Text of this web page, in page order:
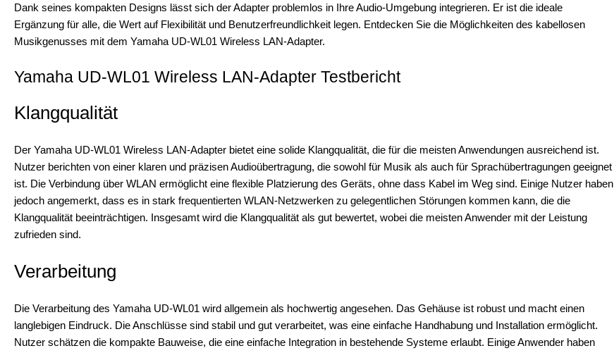
Dank seines kompakten Designs lässt sich der Adapter problemlos in Ihre Audio-Umgebung integrieren. Er ist die ideale
Ergänzung für alle, die Wert auf Flexibilität und Benutzerfreundlichkeit legen. Entdecken Sie die Möglichkeiten des kabellosen
Musikgenusses mit dem Yamaha UD-WL01 Wireless LAN-Adapter.
Yamaha UD-WL01 Wireless LAN-Adapter Testbericht
Klangqualität
Der Yamaha UD-WL01 Wireless LAN-Adapter bietet eine solide Klangqualität, die für die meisten Anwendungen ausreichend ist.
Nutzer berichten von einer klaren und präzisen Audioübertragung, die sowohl für Musik als auch für Sprachübertragungen geeignet
ist. Die Verbindung über WLAN ermöglicht eine flexible Platzierung des Geräts, ohne dass Kabel im Weg sind. Einige Nutzer haben
jedoch angemerkt, dass es in stark frequentierten WLAN-Netzwerken zu gelegentlichen Störungen kommen kann, die die
Klangqualität beeinträchtigen. Insgesamt wird die Klangqualität als gut bewertet, wobei die meisten Anwender mit der Leistung
zufrieden sind.
Verarbeitung
Die Verarbeitung des Yamaha UD-WL01 wird allgemein als hochwertig angesehen. Das Gehäuse ist robust und macht einen
langlebigen Eindruck. Die Anschlüsse sind stabil und gut verarbeitet, was eine einfache Handhabung und Installation ermöglicht.
Nutzer schätzen die kompakte Bauweise, die eine einfache Integration in bestehende Systeme erlaubt. Einige Anwender haben